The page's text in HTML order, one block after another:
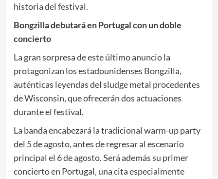
historia del festival.
Bongzilla debutará en Portugal con un doble
concierto
La gran sorpresa de este último anuncio la
protagonizan los estadounidenses Bongzilla,
auténticas leyendas del sludge metal procedentes
de Wisconsin, que ofrecerán dos actuaciones
durante el festival.
La banda encabezará la tradicional warm-up party
del 5 de agosto, antes de regresar al escenario
principal el 6 de agosto. Será además su primer
concierto en Portugal, una cita especialmente